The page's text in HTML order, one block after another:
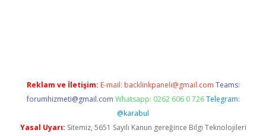
Reklam ve İletişim: E-mail: backlinkpaneli@gmail.com Teams:
forumhizmeti@gmail.com Whatsapp: 0262 606 0 726 Telegram:
@karabul
Yasal Uyarı: Sitemiz, 5651 Sayılı Kanun gereğince Bilgi Teknolojileri